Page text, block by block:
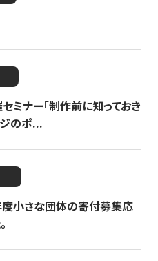
ミナー「制作前に知っておき
のポ...
度小さな団体の寄付募集応